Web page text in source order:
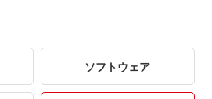
ソフトウェア